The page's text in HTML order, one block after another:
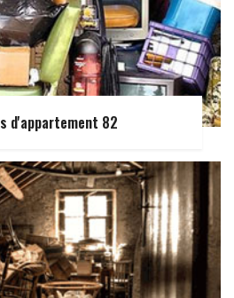
d'appartement 82